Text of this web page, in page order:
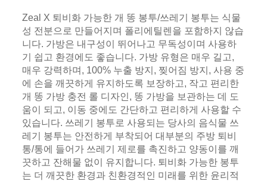
Zeal X 퇴비화 가능한 개 똥 봉투/쓰레기 봉투는 식물
성 전분으로 만들어지며 폴리에틸렌을 포함하지 않습
니다. 가방은 내구성이 뛰어나고 무독성이며 사용하
기 쉽고 환경에도 좋습니다. 가방 유형은 매우 길고,
매우 강력하며, 100% 누출 방지, 찢어짐 방지, 사용 중
에 손을 깨끗하게 유지하도록 보장하고, 작고 편리한
개 똥 가방 충전 롤 디자인, 똥 가방을 보관하는 데 도
움이 되고, 이동 중에도 간단하고 편리하게 사용할 수
있습니다. 쓰레기 봉투로 사용되는 당사의 음식물 쓰
레기 봉투는 안전하게 부착되어 대부분의 주방 퇴비
통/통에 들어가 쓰레기 제로를 촉진하고 양동이를 깨
끗하고 잔해물 없이 유지합니다. 퇴비화 가능한 봉투
는 더 깨끗한 환경과 친환경적인 미래를 위한 윤리적